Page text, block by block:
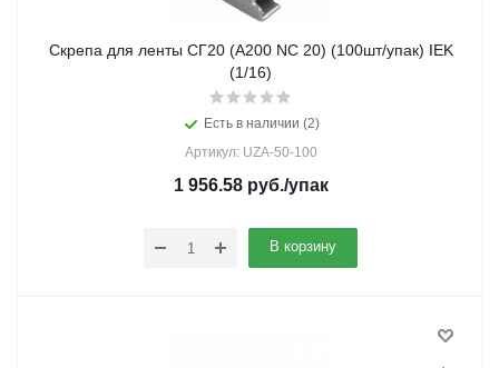
Скрепа для ленты СГ20 (A200 NC 20) (100шт/упак) IEK
(1/16)
Есть в наличии (2)
Артикул: UZA-50-100
1 956.58руб./упак
В корзину